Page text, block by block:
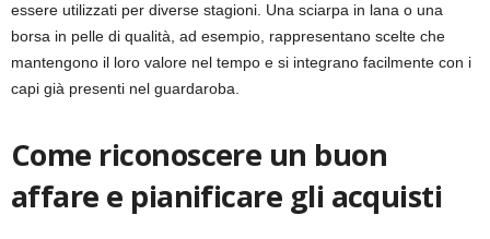
essere utilizzati per diverse stagioni. Una sciarpa in lana o una
borsa in pelle di qualità, ad esempio, rappresentano scelte che
mantengono il loro valore nel tempo e si integrano facilmente con i
capi già presenti nel guardaroba.
Come riconoscere un buon
affare e pianificare gli acquisti